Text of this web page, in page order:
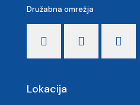
Družabna omrežja
Lokacija